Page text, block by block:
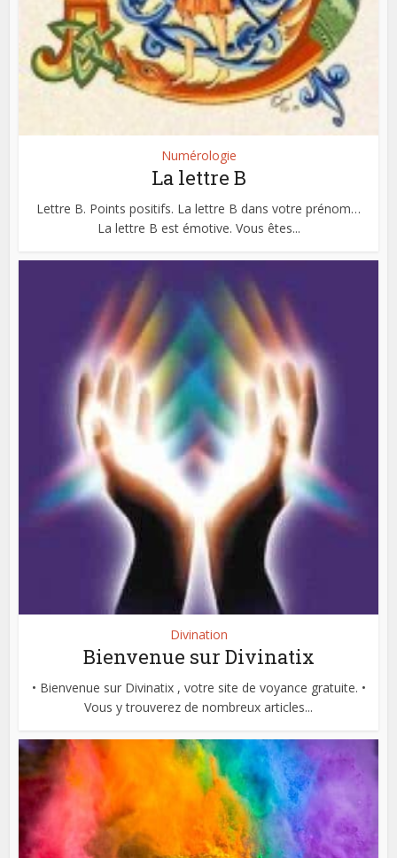
Numérologie
La lettre B
Lettre B. Points positifs. La lettre B dans votre prénom…
La lettre B est émotive. Vous êtes...
Divination
Bienvenue sur Divinatix
• Bienvenue sur Divinatix , votre site de voyance gratuite. •
Vous y trouverez de nombreux articles...